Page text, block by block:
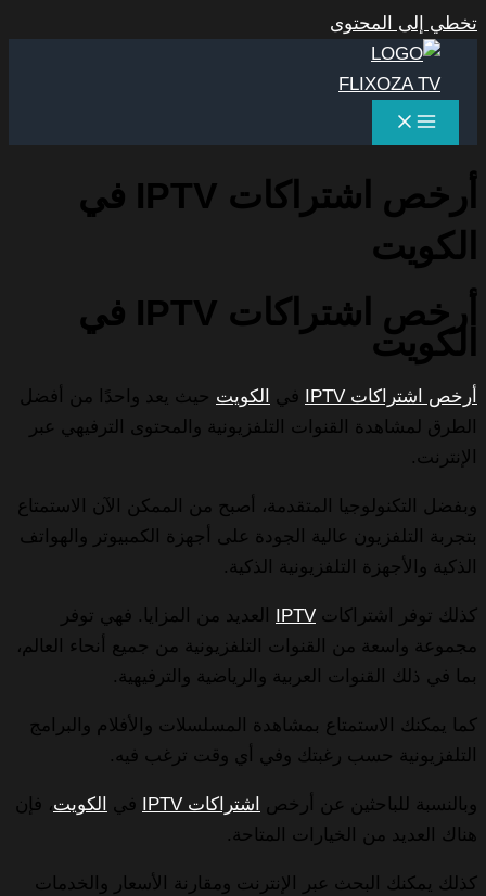
تخطي إلى المحتوى
أرخص اشتراكات IPTV في
الكويت
أرخص اشتراكات IPTV في
الكويت
أرخص اشتراكات IPTV في الكويت حيث يعد واحدًا من أفضل
الطرق لمشاهدة القنوات التلفزيونية والمحتوى الترفيهي عبر
الإنترنت.
وبفضل التكنولوجيا المتقدمة، أصبح من الممكن الآن الاستمتاع
بتجربة التلفزيون عالية الجودة على أجهزة الكمبيوتر والهواتف
الذكية والأجهزة التلفزيونية الذكية.
كذلك توفر اشتراكات IPTV
العديد من المزايا. فهي توفر
مجموعة واسعة من القنوات التلفزيونية من جميع أنحاء العالم،
بما في ذلك القنوات العربية والرياضية والترفيهية.
كما يمكنك الاستمتاع بمشاهدة المسلسلات والأفلام والبرامج
التلفزيونية حسب رغبتك وفي أي وقت ترغب فيه.
وبالنسبة للباحثين عن أرخص اشتراكات IPTV في الكويت، فإن
هناك العديد من الخيارات المتاحة.
كذلك يمكنك البحث عبر الإنترنت ومقارنة الأسعار والخدمات